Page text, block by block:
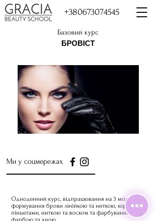
+380673074545
Базовий курс
БРОВІСТ
Ми у соцмережах
Одноденний курс, відпрацювання на 3 моделях,
формування брови лінійкою та ниткою, корекція
пінцетами, ниткою та воском та фарбування
фарбою та хною.